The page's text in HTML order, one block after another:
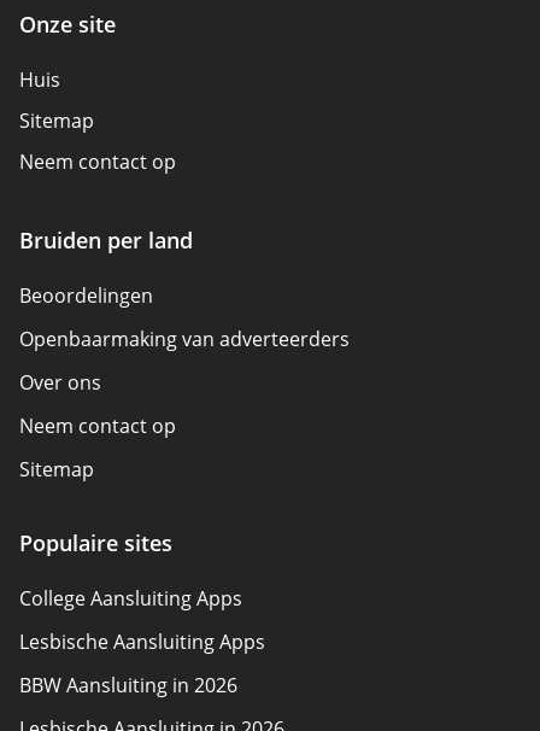
Onze site
Huis
Sitemap
Neem contact op
Bruiden per land
Beoordelingen
Openbaarmaking van adverteerders
Over ons
Neem contact op
Sitemap
Beleidsoverzicht
Populaire sites
College Aansluiting Apps
Lesbische Aansluiting Apps
BBW Aansluiting in 2026